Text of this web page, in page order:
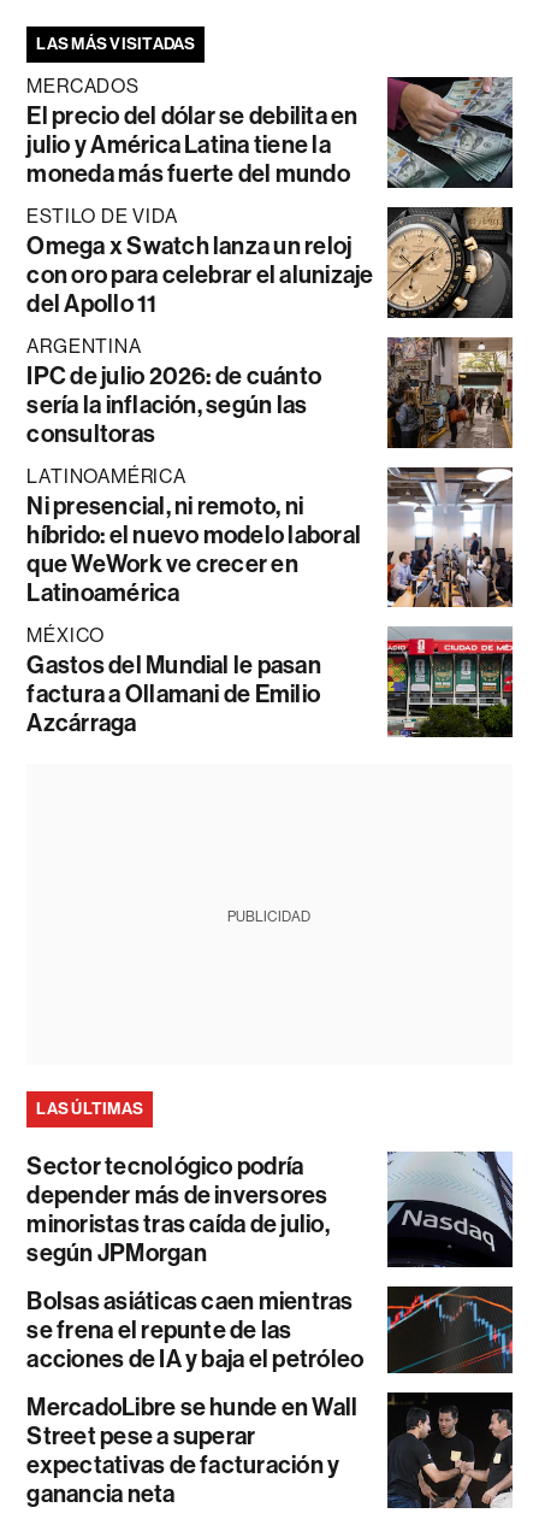
LAS MÁS VISITADAS
MERCADOS
El precio del dólar se debilita en
julio y América Latina tiene la
moneda más fuerte del mundo
ESTILO DE VIDA
Omega x Swatch lanza un reloj
con oro para celebrar el alunizaje
del Apollo 11
ARGENTINA
IPC de julio 2026: de cuánto
sería la inflación, según las
consultoras
LATINOAMÉRICA
Ni presencial, ni remoto, ni
híbrido: el nuevo modelo laboral
que WeWork ve crecer en
Latinoamérica
MÉXICO
Gastos del Mundial le pasan
factura a Ollamani de Emilio
Azcárraga
PUBLICIDAD
LAS ÚLTIMAS
Sector tecnológico podría
depender más de inversores
minoristas tras caída de julio,
según JPMorgan
Bolsas asiáticas caen mientras
se frena el repunte de las
acciones de IA y baja el petróleo
MercadoLibre se hunde en Wall
Street pese a superar
expectativas de facturación y
ganancia neta